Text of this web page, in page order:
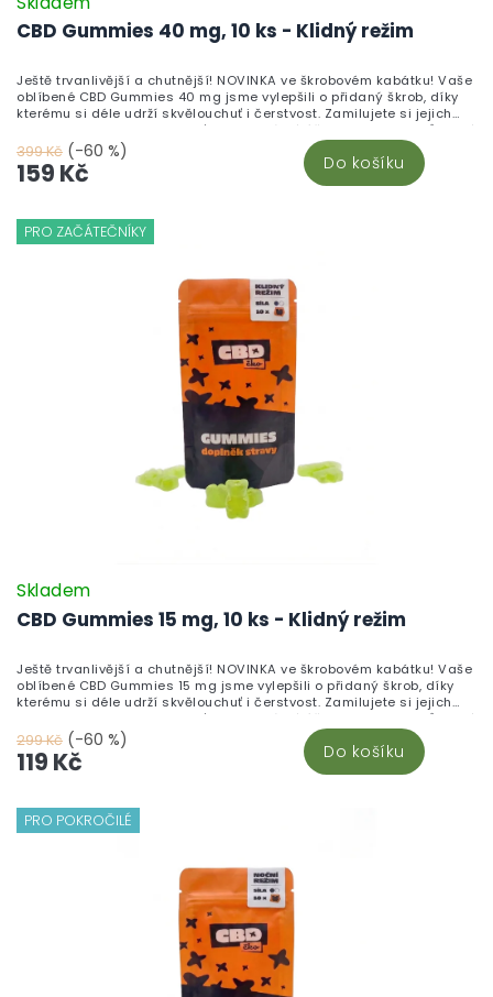
CBD Gummies 40 mg, 10 ks - Klidný režim
399 Kč (-60 %)
159 Kč Do košíku
Ještě trvanlivější a chutnější! NOVINKA ve škrobovém kabátku! Vaše
oblíbené CBD Gummies 40 mg jsme vylepšili o přidaný škrob, díky
kterému si déle udrží skvělouchuť i čerstvost. Zamilujete si jejich
neodolatelnou sladkou chuť a blahodárné účinky kanabinoidů, které
pomáhají zklidnit tělo i mysl. Vyrobeno v České republice z vysoce
kvalitního CBD izolátu a testováno v nezávislých laboratořích pro
maximální kvalitu a bezpečnost.Chuť, která vydrží. Účinky, které
PRO ZAČÁTEČNÍKY
CBD Gummies 15 mg, 10 ks - Klidný režim
Skladem
299 Kč (-60 %)
119 Kč Do košíku
Ještě trvanlivější a chutnější! NOVINKA ve škrobovém kabátku! Vaše
oblíbené CBD Gummies 15 mg jsme vylepšili o přidaný škrob, díky
kterému si déle udrží skvělouchuť i čerstvost. Zamilujete si jejich
neodolatelnou sladkou chuť a blahodárné účinky kanabinoidů, které
pomáhají zklidnit tělo i mysl. Vyrobeno v České republice z vysoce
kvalitního CBD izolátu a testováno v nezávislých laboratořích pro
maximální kvalitu a bezpečnost. Chuť, která vydrží. Účinky, které
PRO POKROČILÉ